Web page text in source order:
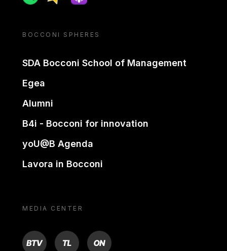
BOCCONI SPHERES
SDA Bocconi School of Management
Egea
Alumni
B4i - Bocconi for innovation
yoU@B Agenda
Lavora in Bocconi
MEDIA CENTER
BTV TL ON